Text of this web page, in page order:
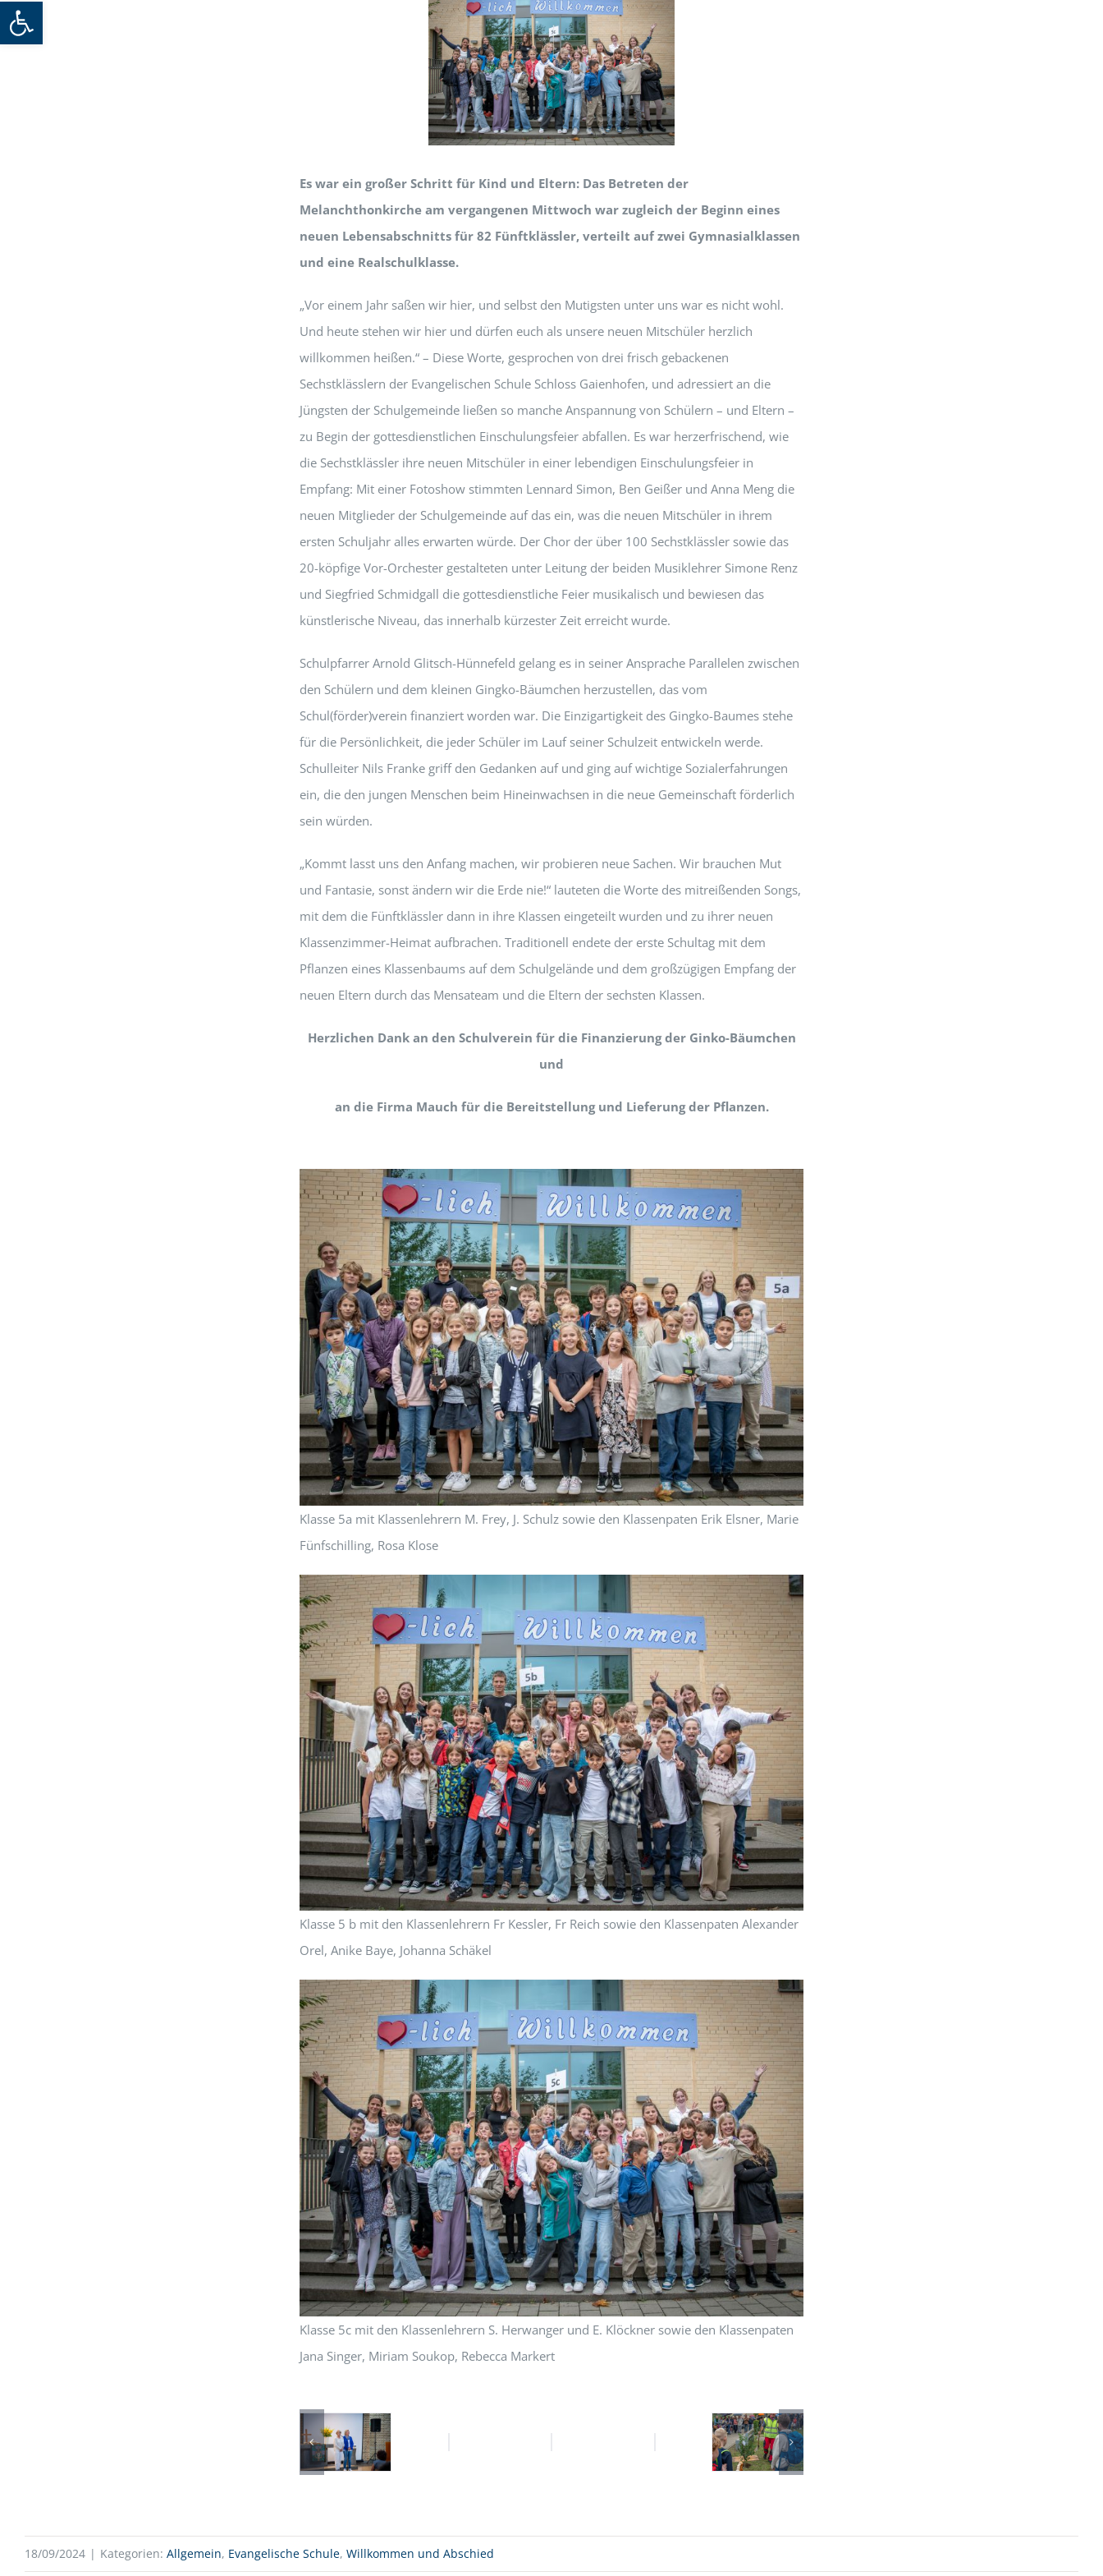
Werkzeugleiste öffnen
Es war ein großer Schritt für Kind und Eltern: Das Betreten der
Melanchthonkirche am vergangenen Mittwoch war zugleich der Beginn eines
neuen Lebensabschnitts für 82 Fünftklässler, verteilt auf zwei Gymnasialklassen
und eine Realschulklasse.
„Vor einem Jahr saßen wir hier, und selbst den Mutigsten unter uns war es nicht wohl.
Und heute stehen wir hier und dürfen euch als unsere neuen Mitschüler herzlich
willkommen heißen.“ – Diese Worte, gesprochen von drei frisch gebackenen
Sechstklässlern der Evangelischen Schule Schloss Gaienhofen, und adressiert an die
Jüngsten der Schulgemeinde ließen so manche Anspannung von Schülern – und Eltern –
zu Begin der gottesdienstlichen Einschulungsfeier abfallen. Es war herzerfrischend, wie
die Sechstklässler ihre neuen Mitschüler in einer lebendigen Einschulungsfeier in
Empfang: Mit einer Fotoshow stimmten Lennard Simon, Ben Geißer und Anna Meng die
neuen Mitglieder der Schulgemeinde auf das ein, was die neuen Mitschüler in ihrem
ersten Schuljahr alles erwarten würde. Der Chor der über 100 Sechstklässler sowie das
20-köpfige Vor-Orchester gestalteten unter Leitung der beiden Musiklehrer Simone Renz
und Siegfried Schmidgall die gottesdienstliche Feier musikalisch und bewiesen das
künstlerische Niveau, das innerhalb kürzester Zeit erreicht wurde.
Schulpfarrer Arnold Glitsch-Hünnefeld gelang es in seiner Ansprache Parallelen zwischen
den Schülern und dem kleinen Gingko-Bäumchen herzustellen, das vom
Schul(förder)verein finanziert worden war. Die Einzigartigkeit des Gingko-Baumes stehe
für die Persönlichkeit, die jeder Schüler im Lauf seiner Schulzeit entwickeln werde.
Schulleiter Nils Franke griff den Gedanken auf und ging auf wichtige Sozialerfahrungen
ein, die den jungen Menschen beim Hineinwachsen in die neue Gemeinschaft förderlich
sein würden.
„Kommt lasst uns den Anfang machen, wir probieren neue Sachen. Wir brauchen Mut
und Fantasie, sonst ändern wir die Erde nie!“ lauteten die Worte des mitreißenden Songs,
mit dem die Fünftklässler dann in ihre Klassen eingeteilt wurden und zu ihrer neuen
Klassenzimmer-Heimat aufbrachen. Traditionell endete der erste Schultag mit dem
Pflanzen eines Klassenbaums auf dem Schulgelände und dem großzügigen Empfang der
neuen Eltern durch das Mensateam und die Eltern der sechsten Klassen.
Herzlichen Dank an den Schulverein für die Finanzierung der Ginko-Bäumchen
und
an die Firma Mauch für die Bereitstellung und Lieferung der Pflanzen.
Klasse 5a mit Klassenlehrern M. Frey, J. Schulz sowie den Klassenpaten Erik Elsner, Marie
Fünfschilling, Rosa Klose
Klasse 5 b mit den Klassenlehrern Fr Kessler, Fr Reich sowie den Klassenpaten Alexander
Orel, Anike Baye, Johanna Schäkel
Klasse 5c mit den Klassenlehrern S. Herwanger und E. Klöckner sowie den Klassenpaten
Jana Singer, Miriam Soukop, Rebecca Markert
18/09/2024 | Kategorien: Allgemein, Evangelische Schule, Willkommen und Abschied